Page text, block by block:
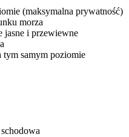
(maksymalna prywatność)
morza
jasne i przewiewne
tym samym poziomie